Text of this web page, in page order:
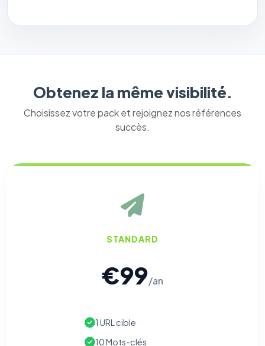
Obtenez la même visibilité.
Choisissez votre pack et rejoignez nos références
succès.
STANDARD
€99/an
1 URL cible
10 Mots-clés
Cookies essentiels TOUJOURS ACTIF
Nécessaires au fonctionnement du site : session, sécurité,
mémorisation de vos choix de consentement. Ils ne